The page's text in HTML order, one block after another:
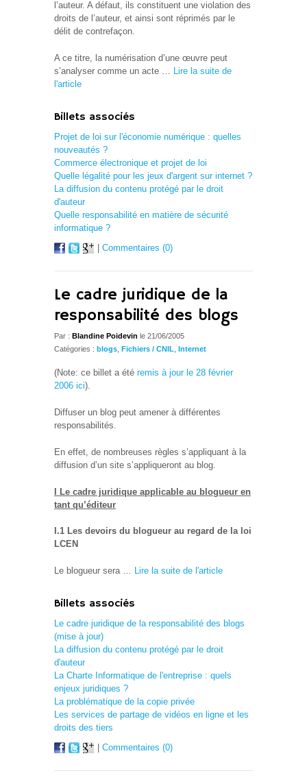
l’auteur. A défaut, ils constituent une violation des
droits de l’auteur, et ainsi sont réprimés par le
délit de contrefaçon.
A ce titre, la numérisation d’une œuvre peut
s’analyser comme un acte … Lire la suite de
l'article
Billets associés
Projet de loi sur l'économie numérique : quelles
nouveautés ?
Commerce électronique et projet de loi
Quelle légalité pour les jeux d'argent sur internet ?
La diffusion du contenu protégé par le droit
d'auteur
Quelle responsabilité en matière de sécurité
informatique ?
Commentaires (0)
Le cadre juridique de la
responsabilité des blogs
Par : Blandine Poidevin le 21/06/2005
Catégories : blogs Fichiers / CNIL Internet
(Note: ce billet a été remis à jour le 28 février
2006 ici).
Diffuser un blog peut amener à différentes
responsabilités.
En effet, de nombreuses règles s’appliquant à la
diffusion d’un site s’appliqueront au blog.
I Le cadre juridique applicable au blogueur en
tant qu’éditeur
I.1 Les devoirs du blogueur au regard de la loi
LCEN
Le blogueur sera … Lire la suite de l'article
Billets associés
Le cadre juridique de la responsabilité des blogs
(mise à jour)
La diffusion du contenu protégé par le droit
d'auteur
La Charte Informatique de l'entreprise : quels
enjeux juridiques ?
La problématique de la copie privée
Les services de partage de vidéos en ligne et les
droits des tiers
Commentaires (0)